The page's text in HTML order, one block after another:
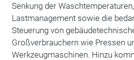
Senkung der
Lastmanagement sowie die
Steuerung von
Großverbrauchern wie Pressen
Werkzeugmaschinen. Hinzu